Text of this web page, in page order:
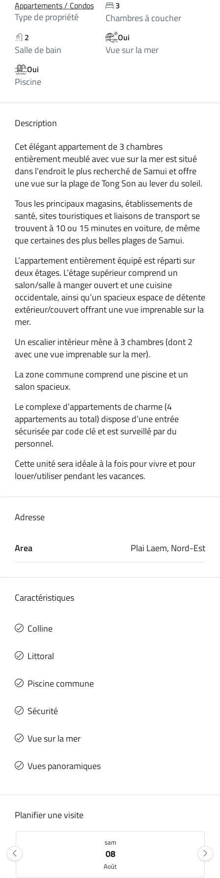
Appartements / Condos
Type de propriété
3
Chambres à coucher
2
Salle de bain
Oui
Vue sur la mer
Oui
Piscine
Description
Cet élégant appartement de 3 chambres
entièrement meublé avec vue sur la mer est situé
dans l’endroit le plus recherché de Samui et offre
une vue sur la plage de Tong Son au lever du soleil.
Tous les principaux magasins, établissements de
santé, sites touristiques et liaisons de transport se
trouvent à 10 ou 15 minutes en voiture, de même
que certaines des plus belles plages de Samui.
L’appartement entièrement équipé est réparti sur
deux étages. L’étage supérieur comprend un
salon/salle à manger ouvert et une cuisine
occidentale, ainsi qu’un spacieux espace de détente
extérieur/couvert offrant une vue imprenable sur la
mer.
Un escalier intérieur mène à 3 chambres (dont 2
avec une vue imprenable sur la mer).
La zone commune comprend une piscine et un
salon spacieux.
Le complexe d’appartements de charme (4
appartements au total) dispose d’une entrée
sécurisée par code clé et est surveillé par du
personnel.
Cette unité sera idéale à la fois pour vivre et pour
louer/utiliser pendant les vacances.
Adresse
Area Plai Laem, Nord-Est
Caractéristiques
Colline
Littoral
Piscine commune
Sécurité
Vue sur la mer
Vues panoramiques
Planifier une visite
sam
08
Août